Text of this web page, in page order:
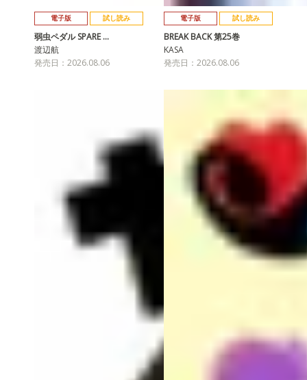
電子版 試し読み
弱虫ペダル SPARE …
渡辺航
発売日：2026.08.06
電子版 試し読み
BREAK BACK 第25巻
KASA
発売日：2026.08.06